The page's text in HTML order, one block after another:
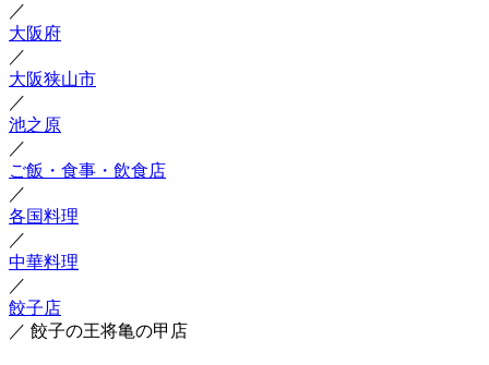
／
大阪府
／
大阪狭山市
／
池之原
／
ご飯・食事・飲食店
／
各国料理
／
中華料理
／
餃子店
／ 餃子の王将亀の甲店